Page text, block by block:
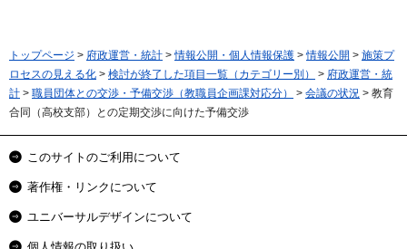
トップページ > 府政運営・統計 >情報公開・個人情報保護 >情報公開 > 施策プ
ロセスの見える化 > 検討が終了した項目一覧（カテゴリー別） > 府政運営・統
計 > 職員団体との交渉・予備交渉（教職員企画課対応分） > 会議の状況 > 教育
合同（高校支部）との定期交渉に向けた予備交渉
このサイトのご利用について
著作権・リンクについて
ユニバーサルデザインについて